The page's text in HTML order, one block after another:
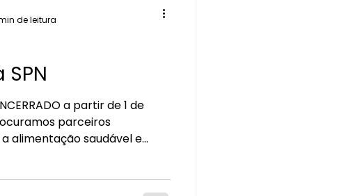
a partir de 1 de
parceiros
alimentação saudável e
de leitura